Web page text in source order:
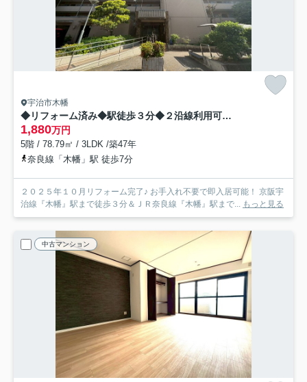
宇治市木幡
◆リフォーム済み◆駅徒歩３分◆２沿線利用可◆ペット可（規約有）◆ユニ宇治川マンション３号館
1,880万円
5階 / 78.79㎡ / 3LDK /築47年
奈良線「木幡」駅 徒歩7分
２０２５年１０月リフォーム完了♪ お手入れ不要で即入居可能！ 京阪宇
治線『木幡』駅まで徒歩３分＆ＪＲ奈良線『木幡』駅まで...
もっと見る
中古マンション